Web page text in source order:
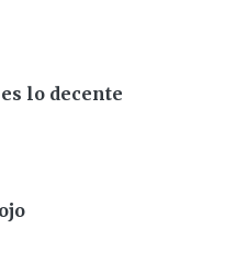
lo decente